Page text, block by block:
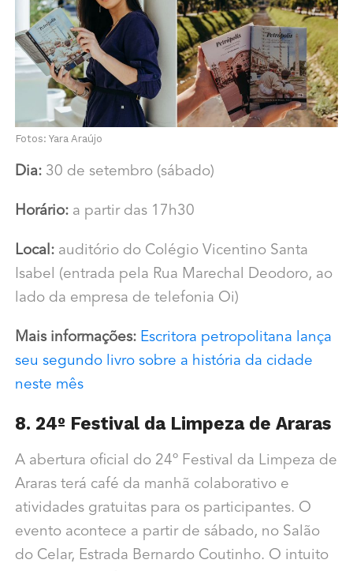
Fotos: Yara Araújo
Dia: 30 de setembro (sábado)
Horário: a partir das 17h30
Local:auditório do Colégio Vicentino Santa
Isabel (entrada pela Rua Marechal Deodoro, ao
lado da empresa de telefonia Oi)
Mais informações: Escritora petropolitana lança
seu segundo livro sobre a história da cidade
neste mês
8. 24º Festival da Limpeza de Araras
A abertura oficial do 24º Festival da Limpeza de
Araras terá café da manhã colaborativo e
atividades gratuitas para os participantes. O
evento acontece a partir de sábado, no Salão
do Celar, Estrada Bernardo Coutinho. O intuito